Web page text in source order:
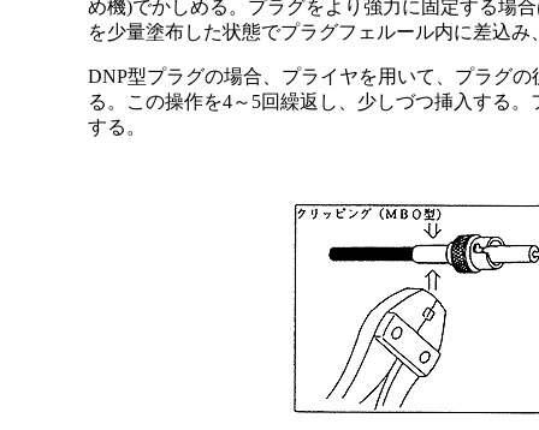
め機)でかしめる。プラグをより強力に固定する場
を少量塗布した状態でプラグフェルール内に差込
DNP型プラグの場合、プライヤを用いて、プラグ
る。この操作を4～5回繰返し、少しづつ挿入する
する。